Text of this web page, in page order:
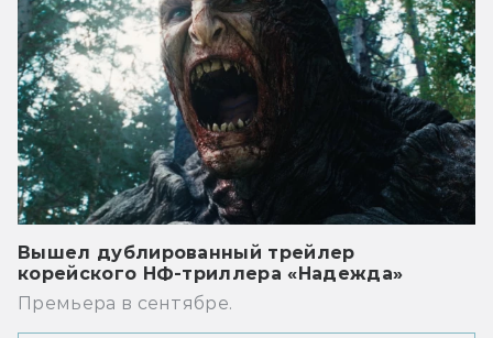
Вышел дублированный трейлер
корейского НФ-триллера «Надежда»
Премьера в сентябре.